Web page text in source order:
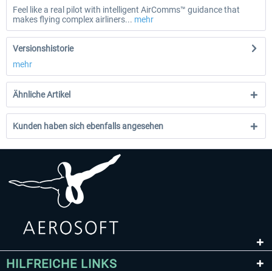
Feel like a real pilot with intelligent AirComms™ guidance that
makes flying complex airliners... mehr
Versionshistorie
mehr
Ähnliche Artikel
Kunden haben sich ebenfalls angesehen
HILFREICHE LINKS